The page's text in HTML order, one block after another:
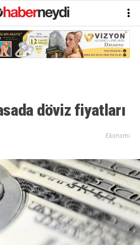
döviz fiyatları
Ekonomi